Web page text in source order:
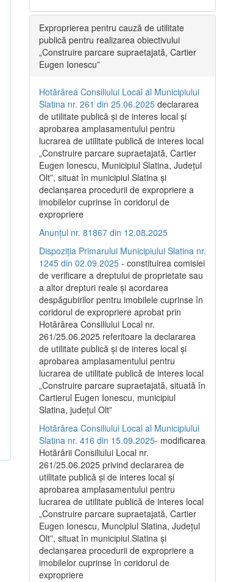
Exproprierea pentru cauză de utilitate
publică pentru realizarea obiectivului
„Construire parcare supraetajată, Cartier
Eugen Ionescu”
Hotărârea Consiliului Local al Municipiului
Slatina nr. 261 din 25.06.2025 declararea
de utilitate publică și de interes local și
aprobarea amplasamentului pentru
lucrarea de utilitate publică de interes local
„Construire parcare supraetajată, Cartier
Eugen Ionescu, Municipiul Slatina, Județul
Olt”, situat în municipiul Slatina și
declanșarea procedurii de expropriere a
imobilelor cuprinse în coridorul de
expropriere
Anunțul nr. 81867 din 12.08.2025
Dispoziția Primarului Municipiului Slatina nr.
1245 din 02.09.2025 - constituirea comisiei
de verificare a dreptului de proprietate sau
a altor drepturi reale și acordarea
despăgubirilor pentru imobilele cuprinse în
coridorul de expropriere aprobat prin
Hotărârea Consiliului Local nr.
261/25.06.2025 referitoare la declararea
de utilitate publică și de interes local și
aprobarea amplasamentului pentru
lucrarea de utilitate publică de interes local
„Construire parcare supraetajată, situată în
Cartierul Eugen Ionescu, municipiul
Slatina, județul Olt”
Hotărârea Consiliului Local al Municipiului
Slatina nr. 416 din 15.09.2025- modificarea
Hotărârii Consiliului Local nr.
261/25.06.2025 privind declararea de
utilitate publică și de interes local și
aprobarea amplasamentului pentru
lucrarea de utilitate publică de interes local
„Construire parcare supraetajată, Cartier
Eugen Ionescu, Muncipiul Slatina, Județul
Olt”, situat în municipiul Slatina și
declanșarea procedurii de expropriere a
imobilelor cuprinse în coridorul de
expropriere